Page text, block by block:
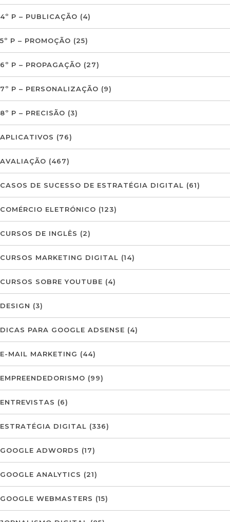
4º P – PUBLICAÇÃO (4)
5º P – PROMOÇÃO (25)
6º P – PROPAGAÇÃO (27)
7º P – PERSONALIZAÇÃO (9)
8º P – PRECISÃO (3)
APLICATIVOS (76)
AVALIAÇÃO (467)
CASOS DE SUCESSO DE ESTRATÉGIA DIGITAL (61)
COMÉRCIO ELETRÓNICO (123)
CURSOS DE INGLÊS (2)
CURSOS MARKETING DIGITAL (14)
CURSOS SOBRE YOUTUBE (4)
DESIGN (3)
DICAS PARA GOOGLE ADSENSE (4)
E-MAIL MARKETING (44)
EMPREENDEDORISMO (99)
ENTREVISTAS (6)
ESTRATÉGIA DIGITAL (336)
GOOGLE ADWORDS (17)
GOOGLE ANALYTICS (21)
GOOGLE WEBMASTERS (15)